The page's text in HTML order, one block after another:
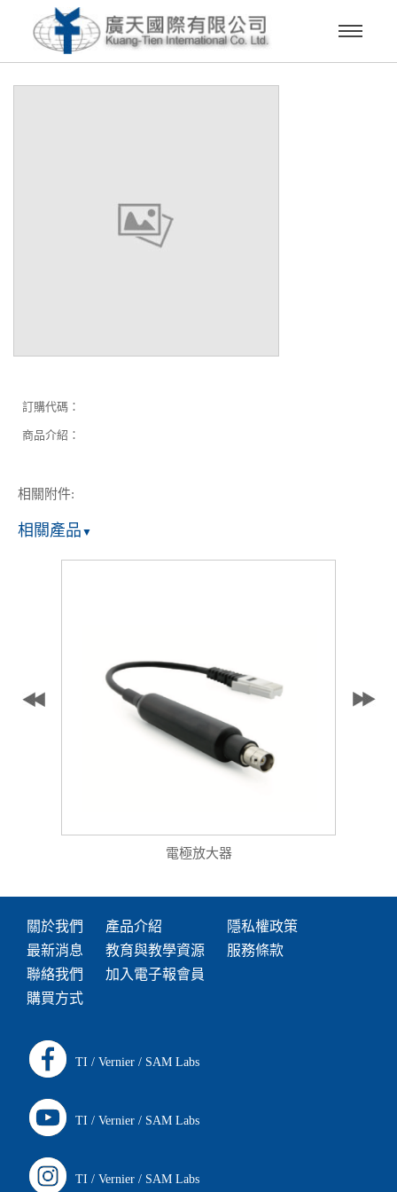
訂購代碼：
商品介紹：
相關附件:
相關產品 ▼
電極放大器
關於我們
最新消息
聯絡我們
購買方式
產品介紹
教育與教學資源
加入電子報會員
隱私權政策
服務條款
TI / Vernier / SAM Labs
TI / Vernier / SAM Labs
TI / Vernier / SAM Labs